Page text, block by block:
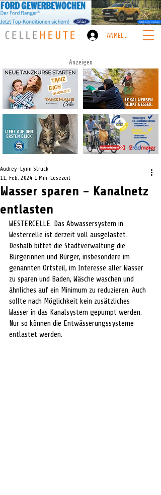
ANMELDEN
Anzeigen
Wasser sparen – Kanalnetz
entlasten
Audrey-Lynn Struck
11. Feb. 2024 1 Min. Lesezeit
WESTERCELLE. Das Abwassersystem in
Westercelle ist derzeit voll ausgelastet.
Deshalb bittet die Stadtverwaltung die
Bürgerinnen und Bürger, insbesondere im
genannten Ortsteil, im Interesse aller Wasser
zu sparen und Baden, Wäsche waschen und
ähnliches auf ein Minimum zu reduzieren. Auch
sollte nach Möglichkeit kein zusätzliches
Wasser in das Kanalsystem gepumpt werden.
Nur so können die Entwässerungssysteme
entlastet werden.